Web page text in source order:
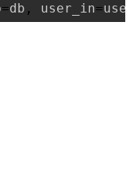
=db , user_in=